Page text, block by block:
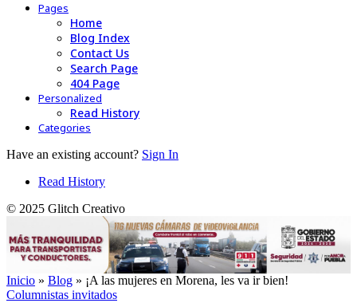
Pages
Home
Blog Index
Contact Us
Search Page
404 Page
Personalized
Read History
Categories
Have an existing account? Sign In
Read History
© 2025 Glitch Creativo
Inicio » Blog » ¡A las mujeres en Morena, les va ir bien!
Columnistas invitados